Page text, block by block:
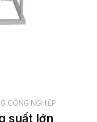
CÔNG NGHIỆP
suất lớn